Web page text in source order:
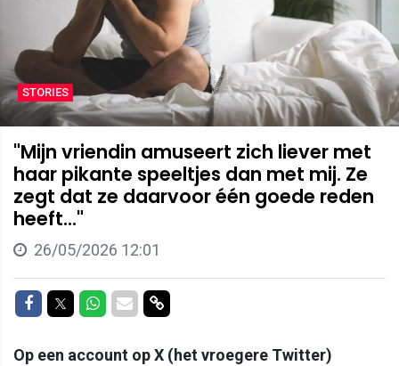
STORIES
"Mijn vriendin amuseert zich liever met
haar pikante speeltjes dan met mij. Ze
zegt dat ze daarvoor één goede reden
heeft..."
26/05/2026 12:01
Delen op Facebook
Delen op Twitter
Delen op Whatsapp
Delen via Mail
Delen via link
Op een account op X (het vroegere Twitter)